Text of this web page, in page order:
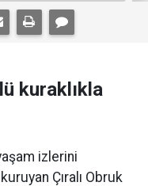
kuraklıkla
izlerini
Çıralı Obruk